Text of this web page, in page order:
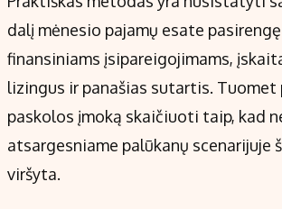
dalį mėnesio pajamų esate
finansiniams įsipareigojimams,
lizingus ir panašias sutartis. Tuomet
paskolos įmoką skaičiuoti taip, kad
atsargesniame palūkanų scenarijuje
viršyta.